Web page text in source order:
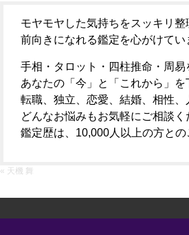
モヤモヤした気持ちをスッキリ整
前向きになれる鑑定を心がけてい
手相・タロット・四柱推命・周易
あなたの「今」と「これから」を
転職、独立、恋愛、結婚、相性、
どんなお悩みもお気軽にご相談く
鑑定歴は、10,000人以上の方との
« 天機 舞